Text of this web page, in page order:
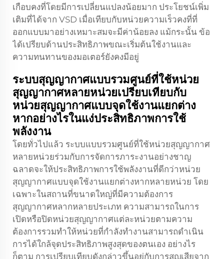
เกือบคงที่โดยมีการเปลี่ยนแปลงน้อยมาก ประโยชน์เพิ่ม
เติมที่ได้จาก VSD เมื่อเทียบกับหน่วยความเร็วคงที่ที่
ออกแบบมาอย่างเหมาะสมจะมีค่าน้อยลง แม้กระนั้น ข้อ
ได้เปรียบด้านประสิทธิภาพขณะเริ่มต้นใช้งานและ
ความทนทานของมอเตอร์ยังคงมีอยู่
ระบบสุญญากาศแบบรวมศูนย์ที่ใช้หน่วย
สุญญากาศหลายหน่วยเปรียบเทียบกับ
หน่วยสุญญากาศแบบจุดใช้งานแยกต่าง
หากอย่างไรในแง่ประสิทธิภาพการใช้
พลังงาน
โดยทั่วไปแล้ว ระบบแบบรวมศูนย์ที่ใช้หน่วยสุญญากาศ
หลายหน่วยร่วมกับการจัดการภาระงานอย่างชาญ
ฉลาดจะให้ประสิทธิภาพการใช้พลังงานที่ดีกว่าหน่วย
สุญญากาศแบบจุดใช้งานแยกต่างหากหลายหน่วย โดย
เฉพาะในสถานที่ขนาดใหญ่ที่มีความต้องการ
สุญญากาศหลากหลายประเภท ความสามารถในการ
เปิดหรือปิดหน่วยสุญญากาศแต่ละหน่วยตามความ
ต้องการรวมทำให้หน่วยที่กำลังทำงานสามารถดำเนิน
การได้ใกล้จุดประสิทธิภาพสูงสุดของตนเอง อย่างไร
ก็ตาม การเปรียบเทียบดังกล่าวขึ้นอยู่กับการสูญเสียจาก